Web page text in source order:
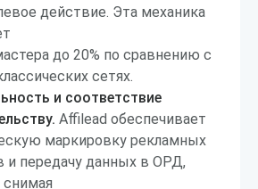
действие. Эта механика
до 20% по сравнению с
сетях.
и соответствие
Affilead обеспечивает
маркировку рекламных
и передачу данных в ОРД,